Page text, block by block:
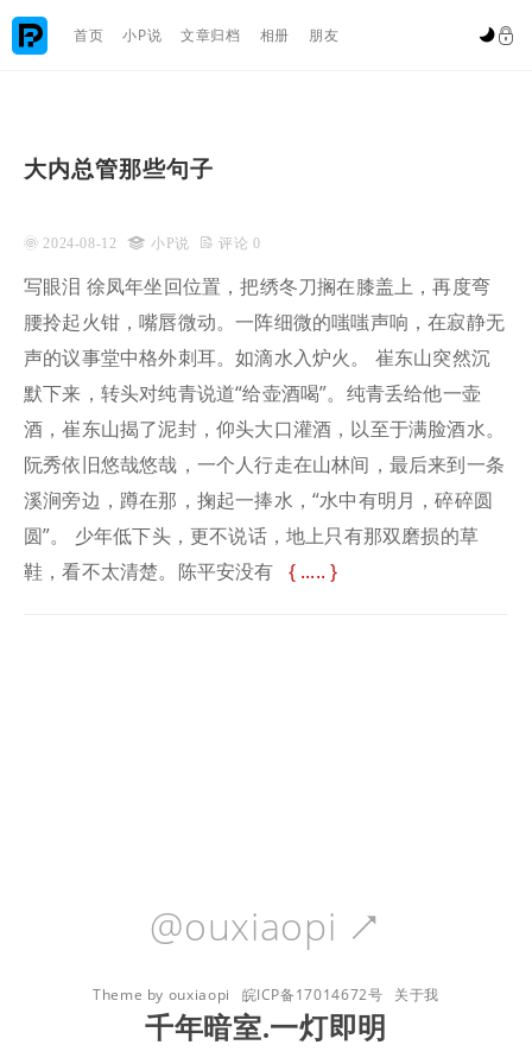
 首页 小P说 文章归档 相册 朋友 
大内总管那些句子
 2024-08-12  小P说  评论 0
写眼泪 徐凤年坐回位置，把绣冬刀搁在膝盖上，再度弯
腰拎起火钳，嘴唇微动。一阵细微的嗤嗤声响，在寂静无
声的议事堂中格外刺耳。如滴水入炉火。 崔东山突然沉
默下来，转头对纯青说道“给壶酒喝”。纯青丢给他一壶
酒，崔东山揭了泥封，仰头大口灌酒，以至于满脸酒水。
阮秀依旧悠哉悠哉，一个人行走在山林间，最后来到一条
溪涧旁边，蹲在那，掬起一捧水，“水中有明月，碎碎圆
圆”。 少年低下头，更不说话，地上只有那双磨损的草
鞋，看不太清楚。陈平安没有
.....
@ouxiaopi 
Theme by ouxiaopi 皖ICP备17014672号 关于我
千年暗室.一灯即明